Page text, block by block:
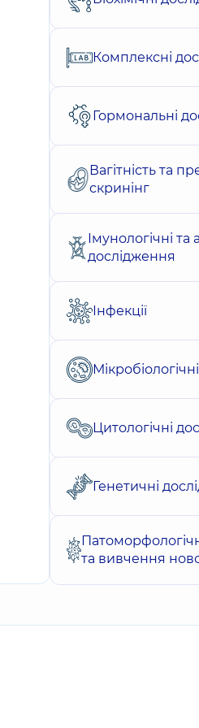
Комплексні
Гормональні
Вагітність та
скринінг
Імунологічні та
дослідження
Інфекції
Цитологічні
Генетичні
та вивчення